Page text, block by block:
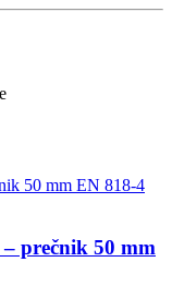
prečnik 50 mm